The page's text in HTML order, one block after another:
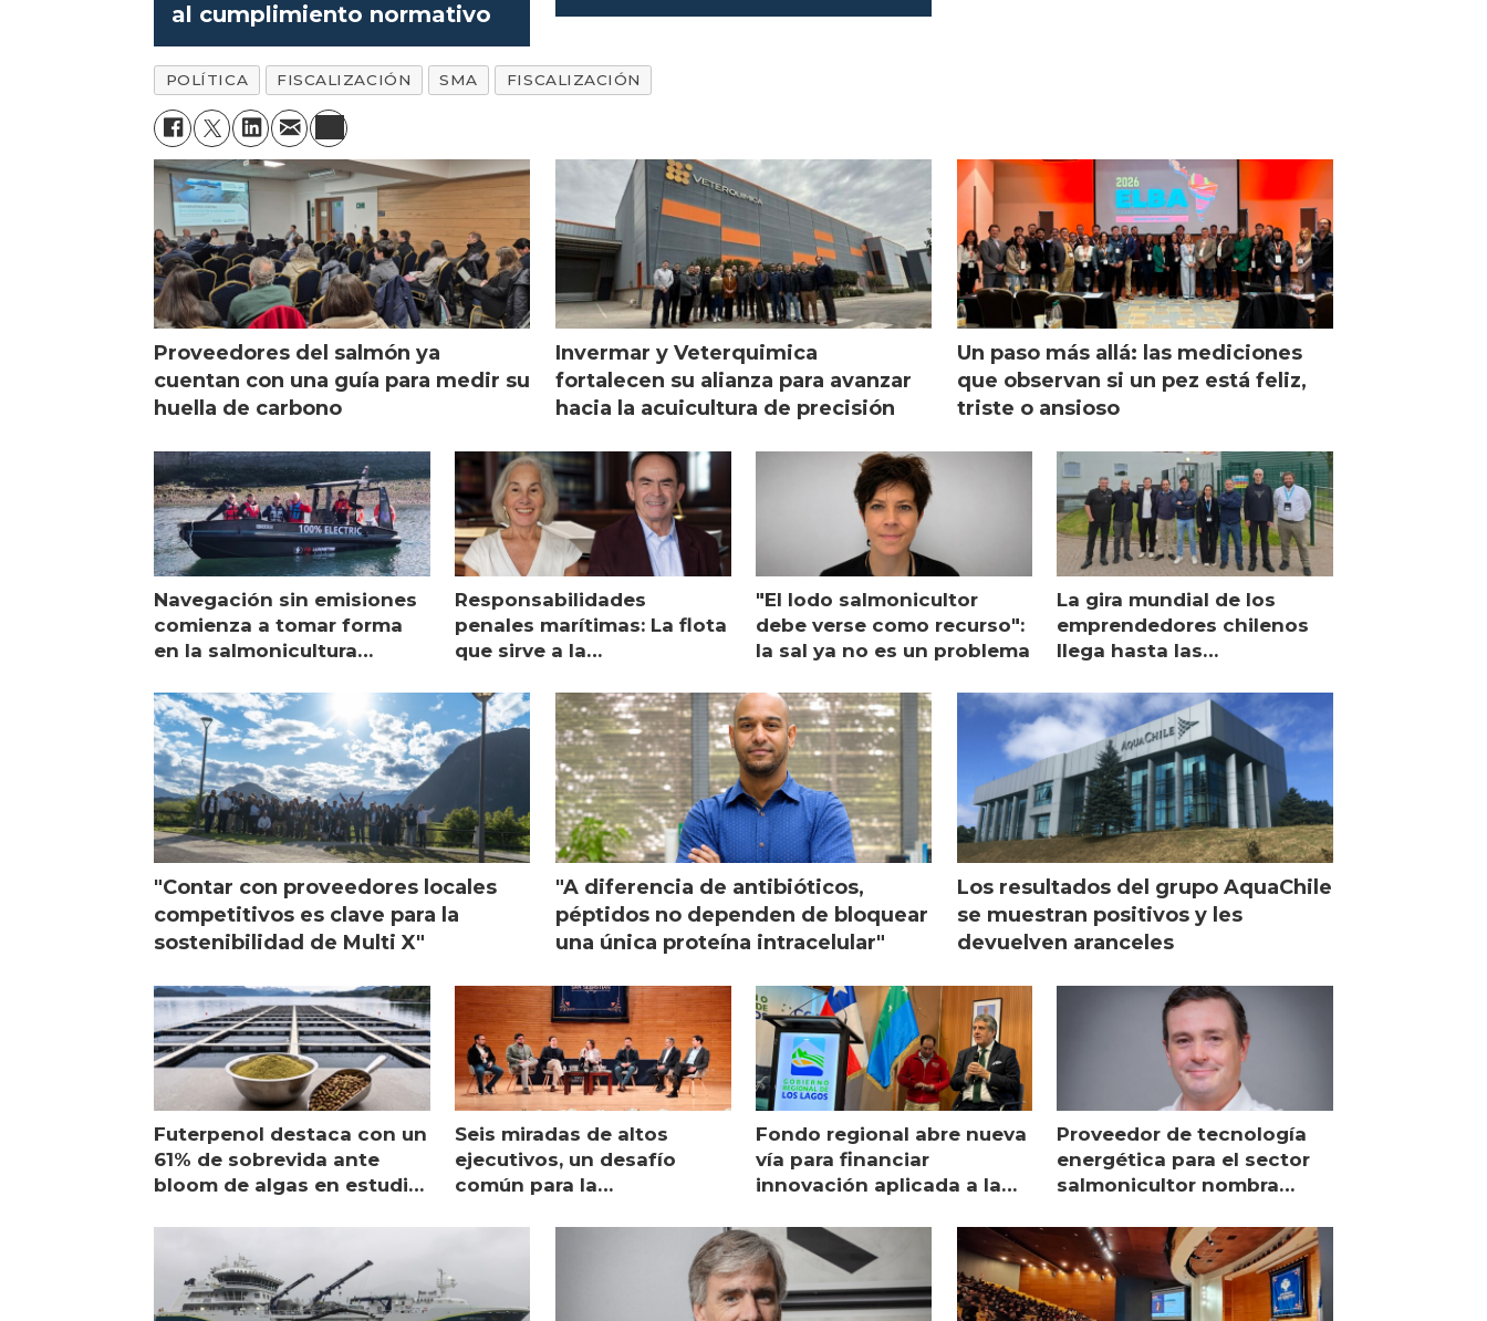
al cumplimiento normativo
administración anterior
POLÍTICA FISCALIZACIÓN SMA FISCALIZACIÓN
Proveedores del salmón ya
cuentan con una guía para medir su
huella de carbono
Invermar y Veterquimica
fortalecen su alianza para avanzar
hacia la acuicultura de precisión
Un paso más allá: las mediciones
que observan si un pez está feliz,
triste o ansioso
Navegación sin emisiones
comienza a tomar forma
en la salmonicultura
Responsabilidades
penales marítimas: La flota
que sirve a la
visión
"El lodo salmonicultor
debe verse como recurso":
la sal ya no es un problema
La gira mundial de los
emprendedores chilenos
llega hasta las
Escocia
"Contar con proveedores locales
competitivos es clave para la
sostenibilidad de Multi X"
"A diferencia de antibióticos,
péptidos no dependen de bloquear
una única proteína intracelular"
Los resultados del grupo AquaChile
se muestran positivos y les
devuelven aranceles
Futerpenol destaca con un
61% de sobrevida ante
bloom de algas en estudio
Seis miradas de altos
ejecutivos, un desafío
común para la
Fondo regional abre nueva
vía para financiar
innovación aplicada a la
Proveedor de tecnología
energética para el sector
salmonicultor nombra